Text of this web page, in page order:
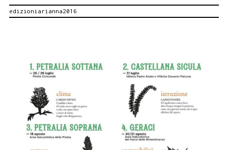
SUO
ROMANZO
MEMORIA
DEL
edizioniarianna2016